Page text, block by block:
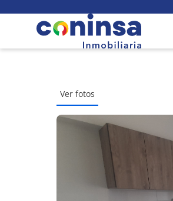
Ver fotos